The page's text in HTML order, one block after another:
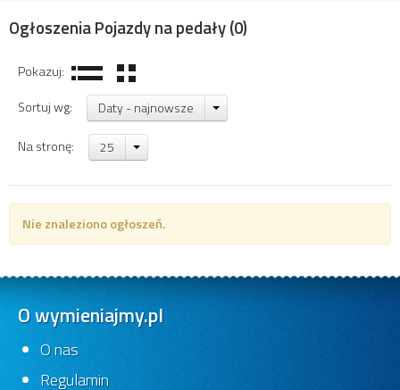
Ogłoszenia Pojazdy na pedały(0)
Pokazuj:
Sortuj wg:
Daty - najnowsze
Na stronę: 25
Nie znaleziono ogłoszeń.
O wymieniajmy.pl
O nas
Regulamin